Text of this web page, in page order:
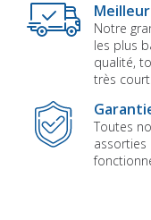
Notre
les plus
qualité,
très
Toutes
assorties